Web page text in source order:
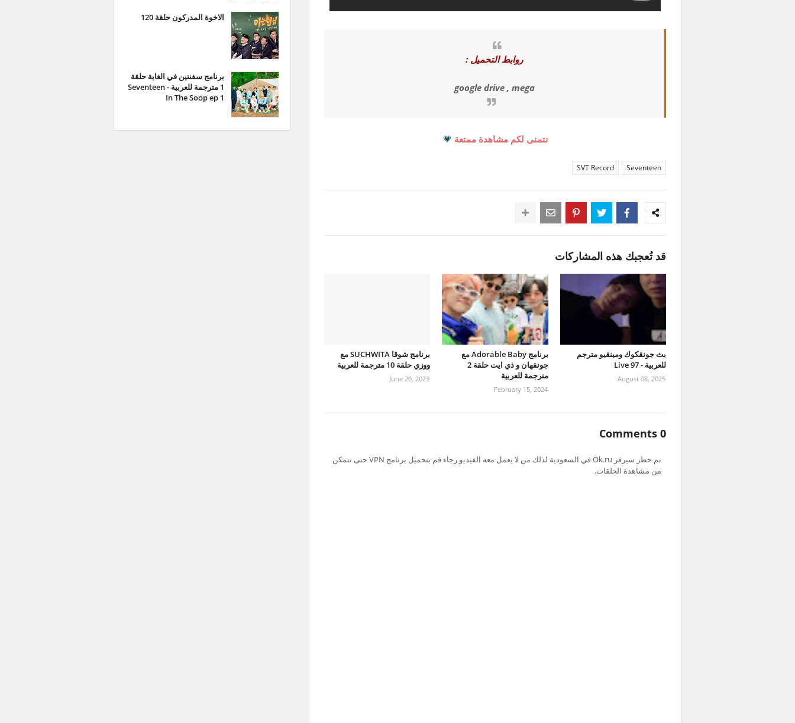
روابط التحميل :
google drive , mega
نتمنى لكم مشاهدة ممتعة 💗
Seventeen
SVT Record
قد تُعجبك هذه المشاركات
بث جونقكوك ومينقيو مترجم
للعربية - 97 Live
August 08, 2025
برنامج Adorable Baby مع
جونقهان و ذي ايت حلقة 2
مترجمة للعربية
February 15, 2024
برنامج شوقا SUCHWITA مع
ووزي حلقة 10 مترجمة للعربية
June 20, 2023
0 Comments
تم حظر سيرفر Ok.ru في السعودية لذلك من لا يعمل معه الفيديو رجاء قم بتحميل برنامج VPN حتى تتمكن
من مشاهدة الحلقات.
الاخوة المدركون حلقة 120
برنامج سفنتين في الغابة حلقة
1 مترجمة للعربية - Seventeen
In The Soop ep 1